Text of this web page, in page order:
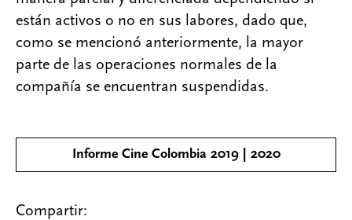
están activos o no en sus labores, dado que,
como se mencionó anteriormente, la mayor
parte de las operaciones normales de la
compañía se encuentran suspendidas.
Informe Cine Colombia 2019 | 2020
Compartir: